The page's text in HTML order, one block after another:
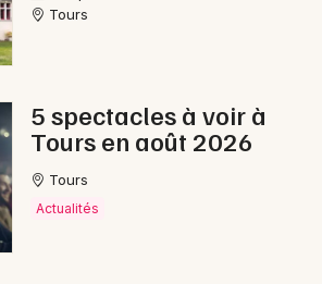
Tours
5 spectacles à voir à
Tours en août 2026
Tours
Actualités